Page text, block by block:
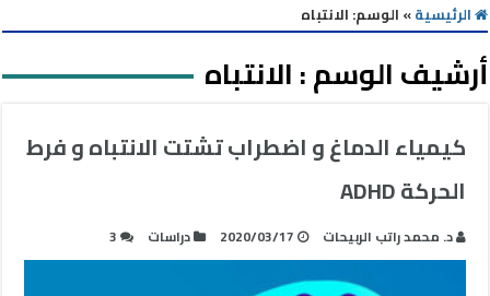
الرئيسية» الوسم: الانتباه
أرشيف الوسم :الانتباه
كيمياء الدماغ و اضطراب تشتت الانتباه و فرط
الحركة ADHD
د. محمد راتب الربيحات 2020/03/17 دراسات 3